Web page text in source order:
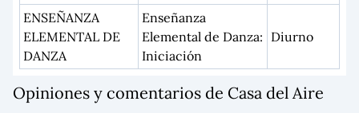
ENSEÑANZA
ELEMENTAL DE
DANZA
Enseñanza
Elemental de Danza:
Iniciación
Diurno
Opiniones y comentarios de Casa del Aire